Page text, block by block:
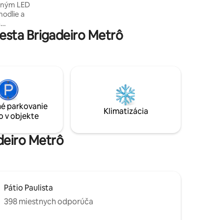
LED
a
boxom
65-
Brigadeiro Metrô
parkovanie
v objekte
Klimatizácia
Metrô
Pátio Paulista
398 miestnych odporúča